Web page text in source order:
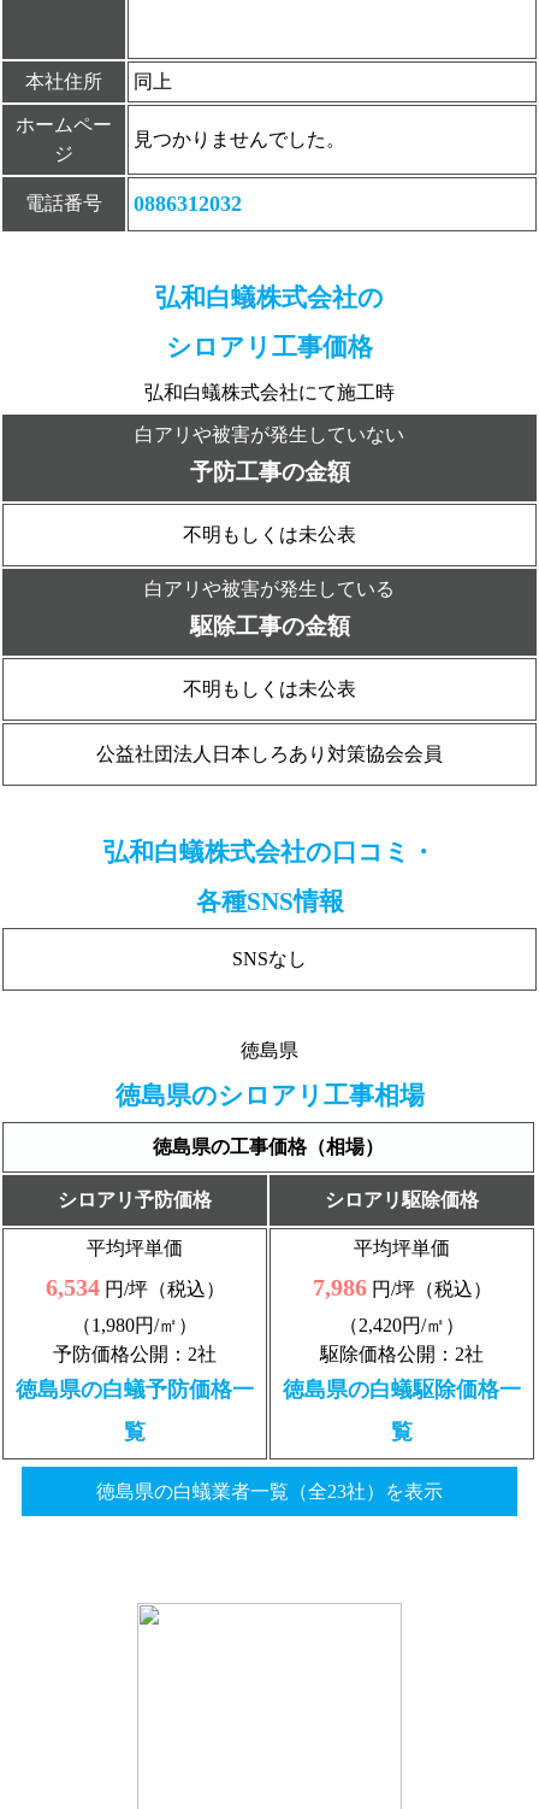
本社住所 同上
ホームペー
ジ
見つかりませんでした。
電話番号 0886312032
弘和白蟻株式会社の
シロアリ工事価格
弘和白蟻株式会社にて施工時
白アリや被害が発生していない
予防工事の金額
不明もしくは未公表
白アリや被害が発生している
駆除工事の金額
不明もしくは未公表
公益社団法人日本しろあり対策協会会員
弘和白蟻株式会社の口コミ・
各種SNS情報
SNSなし
徳島県
徳島県のシロアリ工事相場
徳島県の工事価格（相場）
シロアリ予防価格 シロアリ駆除価格
平均坪単価
6,534円/坪（税込）
（1,980円/㎡）
予防価格公開：2社
徳島県の白蟻予防価格一
覧
平均坪単価
7,986円/坪（税込）
（2,420円/㎡）
駆除価格公開：2社
徳島県の白蟻駆除価格一
覧
徳島県の白蟻業者一覧（全23社）を表示